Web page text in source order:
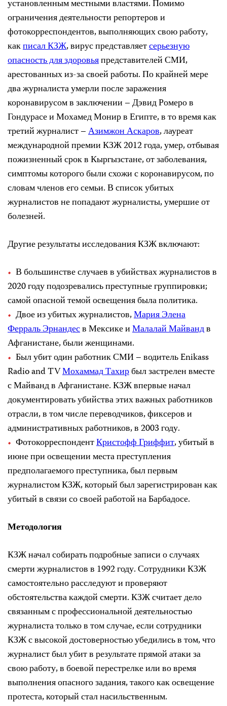
установленным местными властями. Помимо
ограничения деятельности репортеров и
фотокорреспондентов, выполняющих свою работу,
какписал КЗЖ, вирус представляетсерьезную
опасность для здоровьяпредставителей СМИ,
арестованных из-за своей работы. По крайней мере
два журналиста умерли после заражения
коронавирусом в заключении – Дэвид Ромеро в
Гондурасе и Мохамед Монир в Египте, в то время как
третий журналист –Азимжон Аскаров, лауреат
международной премии КЗЖ 2012 года, умер, отбывая
пожизненный срок в Кыргызстане, от заболевания,
симптомы которого были схожи с коронавирусом, по
словам членов его семьи. В список убитых
журналистов не попадают журналисты, умершие от
болезней.
Другие результаты исследования КЗЖ включают:
В большинстве случаев в убийствах журналистов в
2020 году подозревались преступные группировки;
самой опасной темой освещения была политика.
Двое из убитых журналистов,Мария Элена
Ферраль Эрнандесв Мексике иМалалай Майвандв
Афганистане, были женщинами.
Был убит один работник СМИ – водитель Enikass
Radio and TVМохаммад Тахирбыл застрелен вместе
с Майванд в Афганистане. КЗЖ впервые начал
документировать убийства этих важных работников
отрасли, в том числе переводчиков, фиксеров и
административных работников, в 2003 году.
ФотокорреспондентКристофф Гриффит, убитый в
июне при освещении места преступления
предполагаемого преступника, был первым
журналистом КЗЖ, который был зарегистрирован как
убитый в связи со своей работой на Барбадосе.
Методология
КЗЖ начал собирать подробные записи о случаях
смерти журналистов в 1992 году. Сотрудники КЗЖ
самостоятельно расследуют и проверяют
обстоятельства каждой смерти. КЗЖ считает дело
связанным с профессиональной деятельностью
журналиста только в том случае, если сотрудники
КЗЖ с высокой достоверностью убедились в том, что
журналист был убит в результате прямой атаки за
свою работу, в боевой перестрелке или во время
выполнения опасного задания, такого как освещение
протеста, который стал насильственным.